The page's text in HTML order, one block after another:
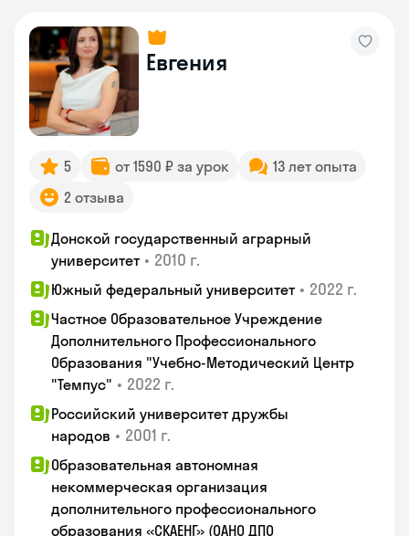
Евгения
5 от 1590 ₽ за урок
13 лет опыта
2 отзыва
Донской государственный аграрный
университет • 2010 г.
Южный федеральный университет • 2022 г.
Частное Образовательное Учреждение
Дополнительного Профессионального
Образования "Учебно-Методический Центр
"Темпус" • 2022 г.
Российский университет дружбы
народов • 2001 г.
Образовательная автономная
некоммерческая организация
дополнительного профессионального
образования «СКАЕНГ» (ОАНО ДПО